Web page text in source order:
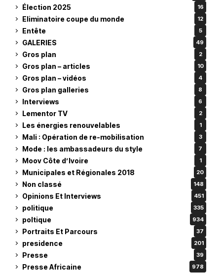
Élection 2025 16
Eliminatoire coupe du monde 12
Entête 5
GALERIES 49
Gros plan 2
Gros plan – articles 10
Gros plan – vidéos 4
Gros plan galleries 8
Interviews 6
Lementor TV 2
Les énergies renouvelables 1
Mali : Opération de re-mobilisation 3
Mode : les ambassadeurs du style 7
Moov Côte d’Ivoire 1
Municipales et Régionales 2018 20
Non classé 148
Opinions Et Interviews 451
politique 335
poltique 934
Portraits Et Parcours 37
presidence 201
Presse 39
Presse Africaine 978